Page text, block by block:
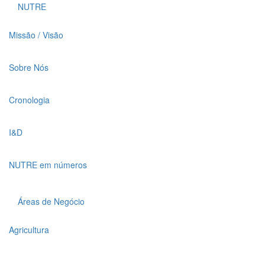
NUTRE
Missão / Visão
Sobre Nós
Cronologia
I&D
NUTRE em números
Áreas de Negócio
Agricultura